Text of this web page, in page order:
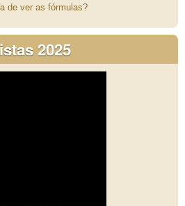
de ver as fórmulas?
2025